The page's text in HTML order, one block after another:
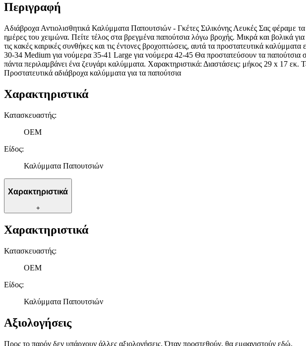
Περιγραφή
Αδιάβροχα Αντιολισθητικά Καλύμματα Παπουτσιών - Γκέτες Σιλικόνης Λευκές Σας φέραμε
ημέρες του χειμώνα. Πείτε τέλος στα βρεγμένα παπούτσια λόγω βροχής. Μικρά και βολικά
τις κακές καιρικές συνθήκες και τις έντονες βροχοπτώσεις, αυτά τα προστατευτικά
30-34 Medium για νούμερα 35-41 Large για νούμερα 42-45 Θα προστατεύσουν τα παπούτσια
πάντα περιλαμβάνει ένα ζευγάρι καλύμματα. Χαρακτηριστικά: Διαστάσεις: μήκος 29 x 17
Προστατευτικά αδιάβροχα καλύμματα για τα παπούτσια
Χαρακτηριστικά
Κατασκευαστής:
OEM
Είδος:
Καλύμματα Παπουτσιών
Χαρακτηριστικά
+
Χαρακτηριστικά
Κατασκευαστής:
OEM
Είδος:
Καλύμματα Παπουτσιών
Αξιολογήσεις
Προς το παρόν δεν υπάρχουν άλλες αξιολογήσεις. Όταν προστεθούν, θα εμφανιστούν εδώ.